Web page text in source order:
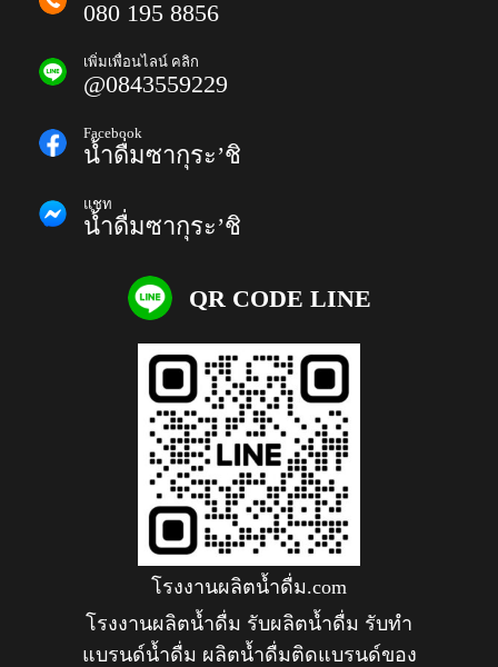
080 195 8856
เพิ่มเพื่อนไลน์ คลิก
@0843559229
Facebook
น้ำดื่มซากุระ’ชิ
แชท
น้ำดื่มซากุระ’ชิ
QR CODE LINE
โรงงานผลิตน้ำดื่ม.com
โรงงานผลิตน้ำดื่ม รับผลิตน้ำดื่ม รับทำ
แบรนด์น้ำดื่ม ผลิตน้ำดื่มติดแบรนด์ของ